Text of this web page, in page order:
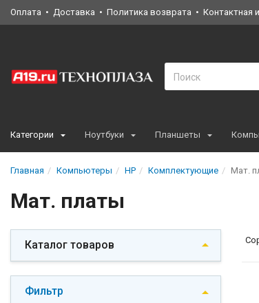
Оплата Доставка Политика возврата Контактная
Категории Ноутбуки Планшеты
Главная Компьютеры HP Комплектующие Мат.
Мат. платы
Каталог товаров
Фильтр